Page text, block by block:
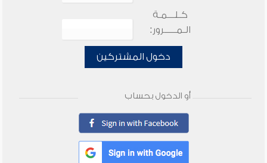
كـلـــمـة
الـمـــــرور:
دخول المشتركين
أو الدخول بحساب